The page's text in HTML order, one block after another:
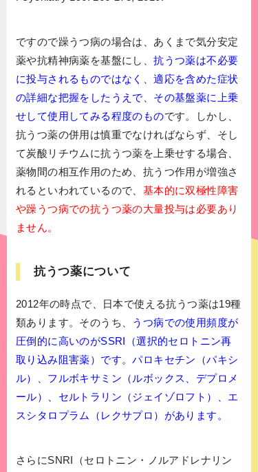
ですので躁うつ病の場合は、あくまで気分安定
薬や抗精神病薬を基盤にし、抗うつ薬は不必要
に投与されるものではなく、適応を含めた症状
の詳細な把握をしたうえで、その基盤薬に上乗
せして使用してみる程度のものです。しかし、
抗うつ薬の併用は慎重でなければならず、そし
て炭酸リチウムに抗うつ薬を上乗せする場合、
薬物間の相互作用のため、抗うつ作用が増強さ
れるといわれているので、 基本的に双極性障害
や躁うつ病での抗うつ薬の大量投与は必要あり
ません。
抗うつ薬について
2012年の時点で、日本で使える抗うつ薬は19種
類あります。そのうち、 うつ病での使用頻度が
圧倒的に高いのがSSRI（選択的セロトニン再
取り込み阻害薬）です。パロキセチン（パキシ
ル）、フルボキサミン（ルボックス、デプロメ
ール）、セルトラリン（ジェイゾロフト）、エ
スシタロプラム（レクサプロ）があります。
さらにSNRI（セロトニン・ノルアドレナリン